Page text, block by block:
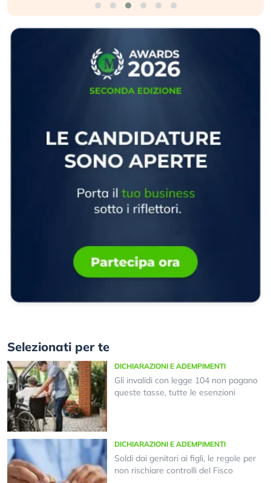
Selezionati per te
DICHIARAZIONI E ADEMPIMENTI
Gli invalidi con legge 104 non pagano
queste tasse, tutte le esenzioni
DICHIARAZIONI E ADEMPIMENTI
Soldi dai genitori ai figli, le regole per
non rischiare controlli del Fisco